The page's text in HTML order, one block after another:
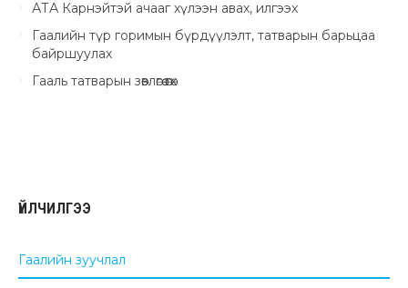
АТА Карнэйтэй ачааг хүлээн авах, илгээх
Гаалийн түр горимын бүрдүүлэлт, татварын барьцаа
байршуулах
Гааль татварын зөвлөгөө өгөх
ҮЙЛЧИЛГЭЭ
Гаалийн зуучлал